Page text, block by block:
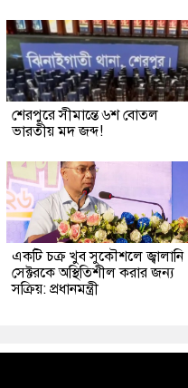
শেরপুরে সীমান্তে ৬শ বোতল
ভারতীয় মদ জব্দ!
একটি চক্র খুব সুকৌশলে জ্বালানি
সেক্টরকে অস্থিতিশীল করার জন্য
সক্রিয়: প্রধানমন্ত্রী